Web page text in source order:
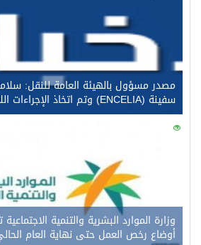
مصدر مسؤول بالهيئة العامة للنقل:
سفينة (ENCELIA) وتم اتخاذ الإجراءات اللازمة لتأمينها
99
وزارة الموارد البشرية والتنمية
أوضاع رخص العمل حتى نهاية العام